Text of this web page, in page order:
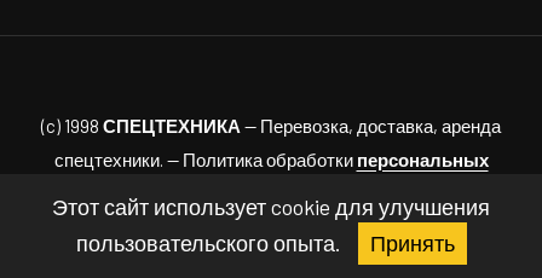
(c) 1998 СПЕЦТЕХНИКА — Перевозка, доставка, аренда
спецтехники. — Политика обработки персональных
Этот сайт использует cookie для улучшения
пользовательского опыта.
Принять